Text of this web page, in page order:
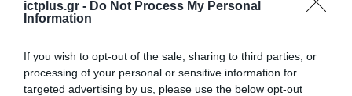
ictplus.gr - Do Not Process My Personal
Information
If you wish to opt-out of the sale, sharing to third parties, or
processing of your personal or sensitive information for
targeted advertising by us, please use the below opt-out
Greek Space Tech Forum 2024 –
οικοσύστημα είναι εδώ
26.03.2024